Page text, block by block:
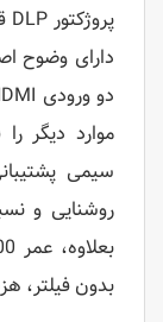
بدون فیلتر،